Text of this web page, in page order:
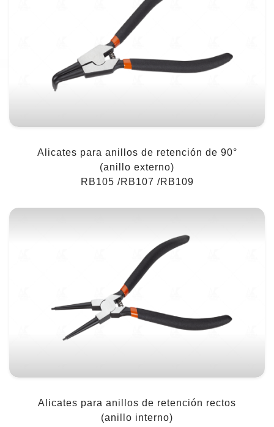
Alicates para anillos de retención de 90°
(anillo externo)
RB105 /RB107 /RB109
Alicates para anillos de retención rectos
(anillo interno)